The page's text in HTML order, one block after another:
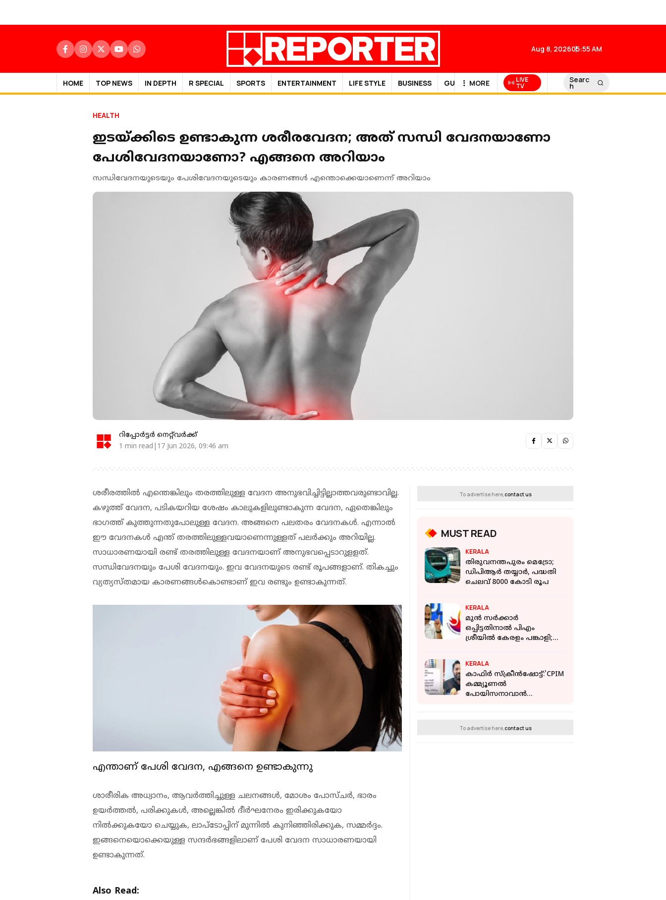
Aug 8, 202605:55 AM
HOME TOP NEWS IN DEPTH R SPECIAL SPORTS ENTERTAINMENT LIFE STYLE BUSINESS GULF NEWS
MORE LIVE
TV
Searc
h
HEALTH
ഇടയ്ക്കിടെ ഉണ്ടാകുന്ന ശരീരവേദന; അത് സന്ധി വേദനയാണോ
പേശിവേദനയാണോ? എങ്ങനെ അറിയാം
സന്ധിവേദനയുടെയും പേശിവേദനയുടെയും കാരണങ്ങള്‍ എന്തൊക്കെയാണെന്ന് അറിയാം
റിപ്പോർട്ടർ നെറ്റ്‌വര്‍ക്ക്‌
1 min read|17 Jun 2026, 09:46 am
ശരീരത്തില്‍ എന്തെങ്കിലും തരത്തിലുള്ള വേദന അനുഭവിച്ചിട്ടില്ലാത്തവരുണ്ടാവില്ല.
കഴുത്ത് വേദന, പടികയറിയ ശേഷം കാലുകളിലുണ്ടാകുന്ന വേദന, ഏതെങ്കിലും
ഭാഗത്ത് കുത്തുന്നതുപോലുള്ള വേദന. അങ്ങനെ പലതരം വേദനകള്‍. എന്നാല്‍
ഈ വേദനകള്‍ എന്ത് തരത്തിലുള്ളവയാണെന്നുള്ളത് പലര്‍ക്കും അറിയില്ല.
സാധാരണയായി രണ്ട് തരത്തിലുള്ള വേദനയാണ് അനുഭവപ്പെടാറുളളത്.
സന്ധിവേദനയും പേശി വേദനയും. ഇവ വേദനയുടെ രണ്ട് രൂപങ്ങളാണ്. തികച്ചും
വ്യത്യസ്തമായ കാരണങ്ങള്‍കൊണ്ടാണ് ഇവ രണ്ടും ഉണ്ടാകുന്നത്.
എന്താണ് പേശി വേദന, എങ്ങനെ ഉണ്ടാകുന്നു
ശാരീരിക അധ്വാനം, ആവര്‍ത്തിച്ചുള്ള ചലനങ്ങള്‍, മോശം പോസ്ചര്‍, ഭാരം
ഉയര്‍ത്തല്‍, പരിക്കുകള്‍, അല്ലെങ്കില്‍ ദീര്‍ഘനേരം ഇരിക്കുകയോ
നില്‍ക്കുകയോ ചെയ്യുക, ലാപ്‌ടോപ്പിന് മുന്നില്‍ കുനിഞ്ഞിരിക്കുക, സമ്മര്‍ദ്ദം.
ഇങ്ങനെയൊക്കെയുള്ള സന്ദര്‍ഭങ്ങളിലാണ് പേശി വേദന സാധാരണയായി
ഉണ്ടാകുന്നത്.
Also Read:
To advertise here, contact us
MUST READ
KERALA
തിരുവനന്തപുരം മെട്രോ;
ഡിപിആര്‍ തയ്യാര്‍, പദ്ധതി
ചെലവ് 8000 കോടി രൂപ
KERALA
മുന്‍ സര്‍ക്കാര്‍
ഒപ്പിട്ടതിനാല്‍ പിഎം
ശ്രീയില്‍ കേരളം പങ്കാളി;
KERALA
കാഫിർ സ്‌ക്രീൻഷോട്ട്:'CPIM
കമ്മ്യൂണൽ
പോയിസനാവാൻ
To advertise here, contact us